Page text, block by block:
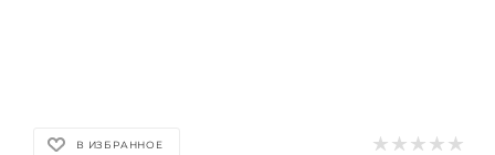
В ИЗБРАННОЕ